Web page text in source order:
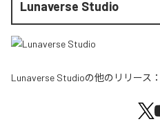
Lunaverse Studio
Lunaverse Studioの他のリリース：